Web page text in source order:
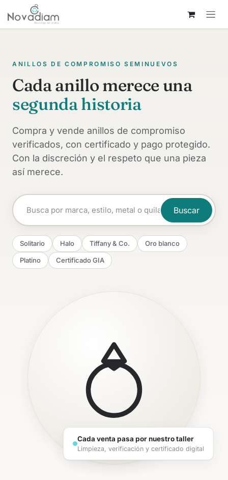
Ir al contenido
ANILLOS DE COMPROMISO SEMINUEVOS
Cada anillo merece una
segunda historia
Compra y vende anillos de compromiso
verificados, con certificado y pago protegido.
Con la discreción y el respeto que una pieza
así merece.
Buscar
Solitario Halo Tiffany & Co. Oro blanco
Platino Certificado GIA
Cada venta pasa por nuestro taller
Limpieza, verificación y certificado digital